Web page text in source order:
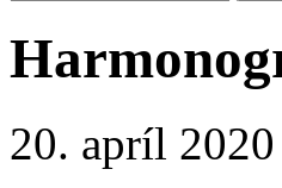
20. apríl 2020